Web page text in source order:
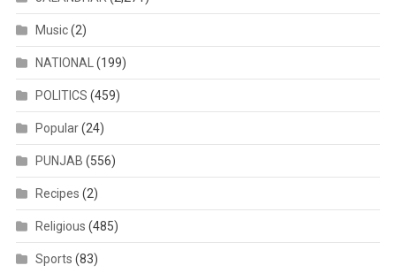
Music(2)
NATIONAL (199)
POLITICS (459)
Popular(24)
PUNJAB (556)
Recipes (2)
Religious (485)
Sports (83)